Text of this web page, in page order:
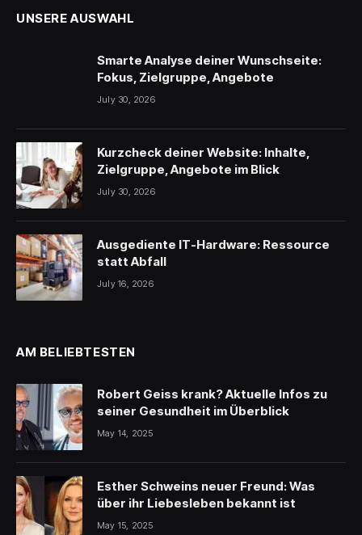
UNSERE AUSWAHL
Smarte Analyse deiner Wunschseite:
Fokus, Zielgruppe, Angebote
July 30, 2026
Kurzcheck deiner Website: Inhalte,
Zielgruppe, Angebote im Blick
July 30, 2026
Ausgediente IT-Hardware: Ressource
statt Abfall
July 16, 2026
AM BELIEBTESTEN
Robert Geiss krank? Aktuelle Infos zu
seiner Gesundheit im Überblick
May 14, 2025
Esther Schweins neuer Freund: Was
über ihr Liebesleben bekannt ist
May 15, 2025